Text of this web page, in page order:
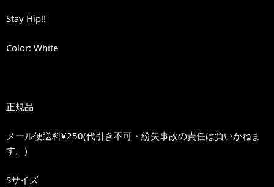
Stay Hip!!
Color: White
正規品
メール便送料¥250(代引き不可・紛失事故の責任は負いかねま
す。)
Sサイズ